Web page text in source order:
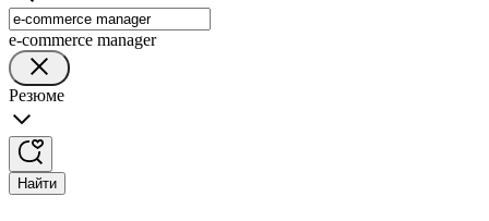
e-commerce manager
Резюме
Найти